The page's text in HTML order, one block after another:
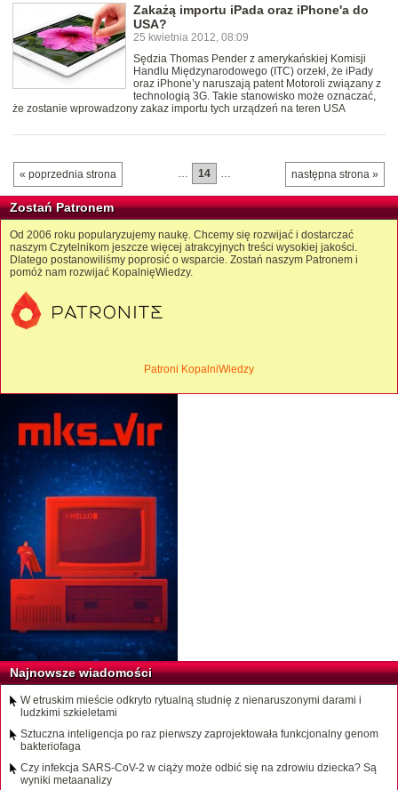
Zakażą importu iPada oraz iPhone'a do
USA?
25 kwietnia 2012, 08:09
Sędzia Thomas Pender z amerykańskiej Komisji
Handlu Międzynarodowego (ITC) orzekł, że iPady
oraz iPhone’y naruszają patent Motoroli związany z
technologią 3G. Takie stanowisko może oznaczać,
że zostanie wprowadzony zakaz importu tych urządzeń na teren USA
« poprzednia strona następna strona »
… 14 …
Zostań Patronem
Od 2006 roku popularyzujemy naukę. Chcemy się rozwijać i dostarczać
naszym Czytelnikom jeszcze więcej atrakcyjnych treści wysokiej jakości.
Dlatego postanowiliśmy poprosić o wsparcie. Zostań naszym Patronem i
pomóż nam rozwijać KopalnięWiedzy.
Patroni KopalniWiedzy
Najnowsze wiadomości
W etruskim mieście odkryto rytualną studnię z nienaruszonymi darami i
ludzkimi szkieletami
Sztuczna inteligencja po raz pierwszy zaprojektowała funkcjonalny genom
bakteriofaga
Czy infekcja SARS-CoV-2 w ciąży może odbić się na zdrowiu dziecka? Są
wyniki metaanalizy